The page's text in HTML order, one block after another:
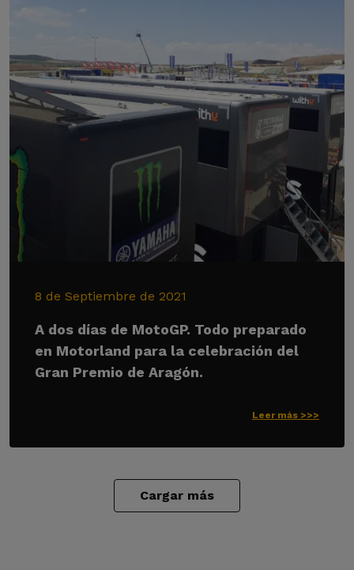
8 de Septiembre de 2021
A dos días de MotoGP. Todo preparado
en Motorland para la celebración del
Gran Premio de Aragón.
Leer más >>>
Cargar más